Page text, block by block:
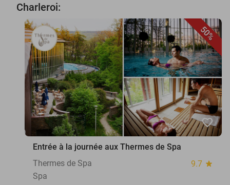
Charleroi:
50%
favorite_border
Entrée à la journée aux Thermes de Spa
Thermes de Spa
9.7 star
Spa